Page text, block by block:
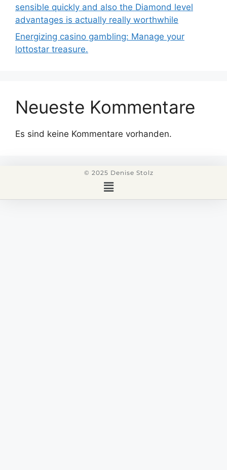
sensible quickly and also the Diamond level
advantages is actually really worthwhile
Energizing casino gambling: Manage your
lottostar treasure.
Neueste Kommentare
Es sind keine Kommentare vorhanden.
© 2025 Denise Stolz